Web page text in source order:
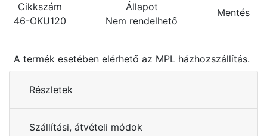
Cikkszám
46-OKU120
Állapot
Nem rendelhető
Mentés
A termék esetében elérhető az MPL házhozszállítás.
Részletek
Szállítási, átvételi módok